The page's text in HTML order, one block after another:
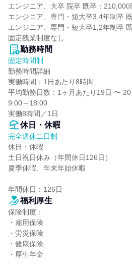
エンジニア、大卒 院卒 既卒：210,000
エンジニア、専門・短大卒3,4年制卒
エンジニア、専門・短大卒1,2年制卒
固定残業制度なし
勤務時間
固定時間制
勤務時間詳細
実働時間：1日あたり8時間
平均勤務日数：1ヶ月あたり19日 〜 20
9:00～18:00
実働8時間／1日
休日・休暇
完全週休二日制
休日・休暇
土日祝日休み（年間休日126日）
夏季休暇、年末年始休暇
年間休日：126日
福利厚生
保険制度：
・雇用保険
・労災保険
・健康保険
・厚生年金